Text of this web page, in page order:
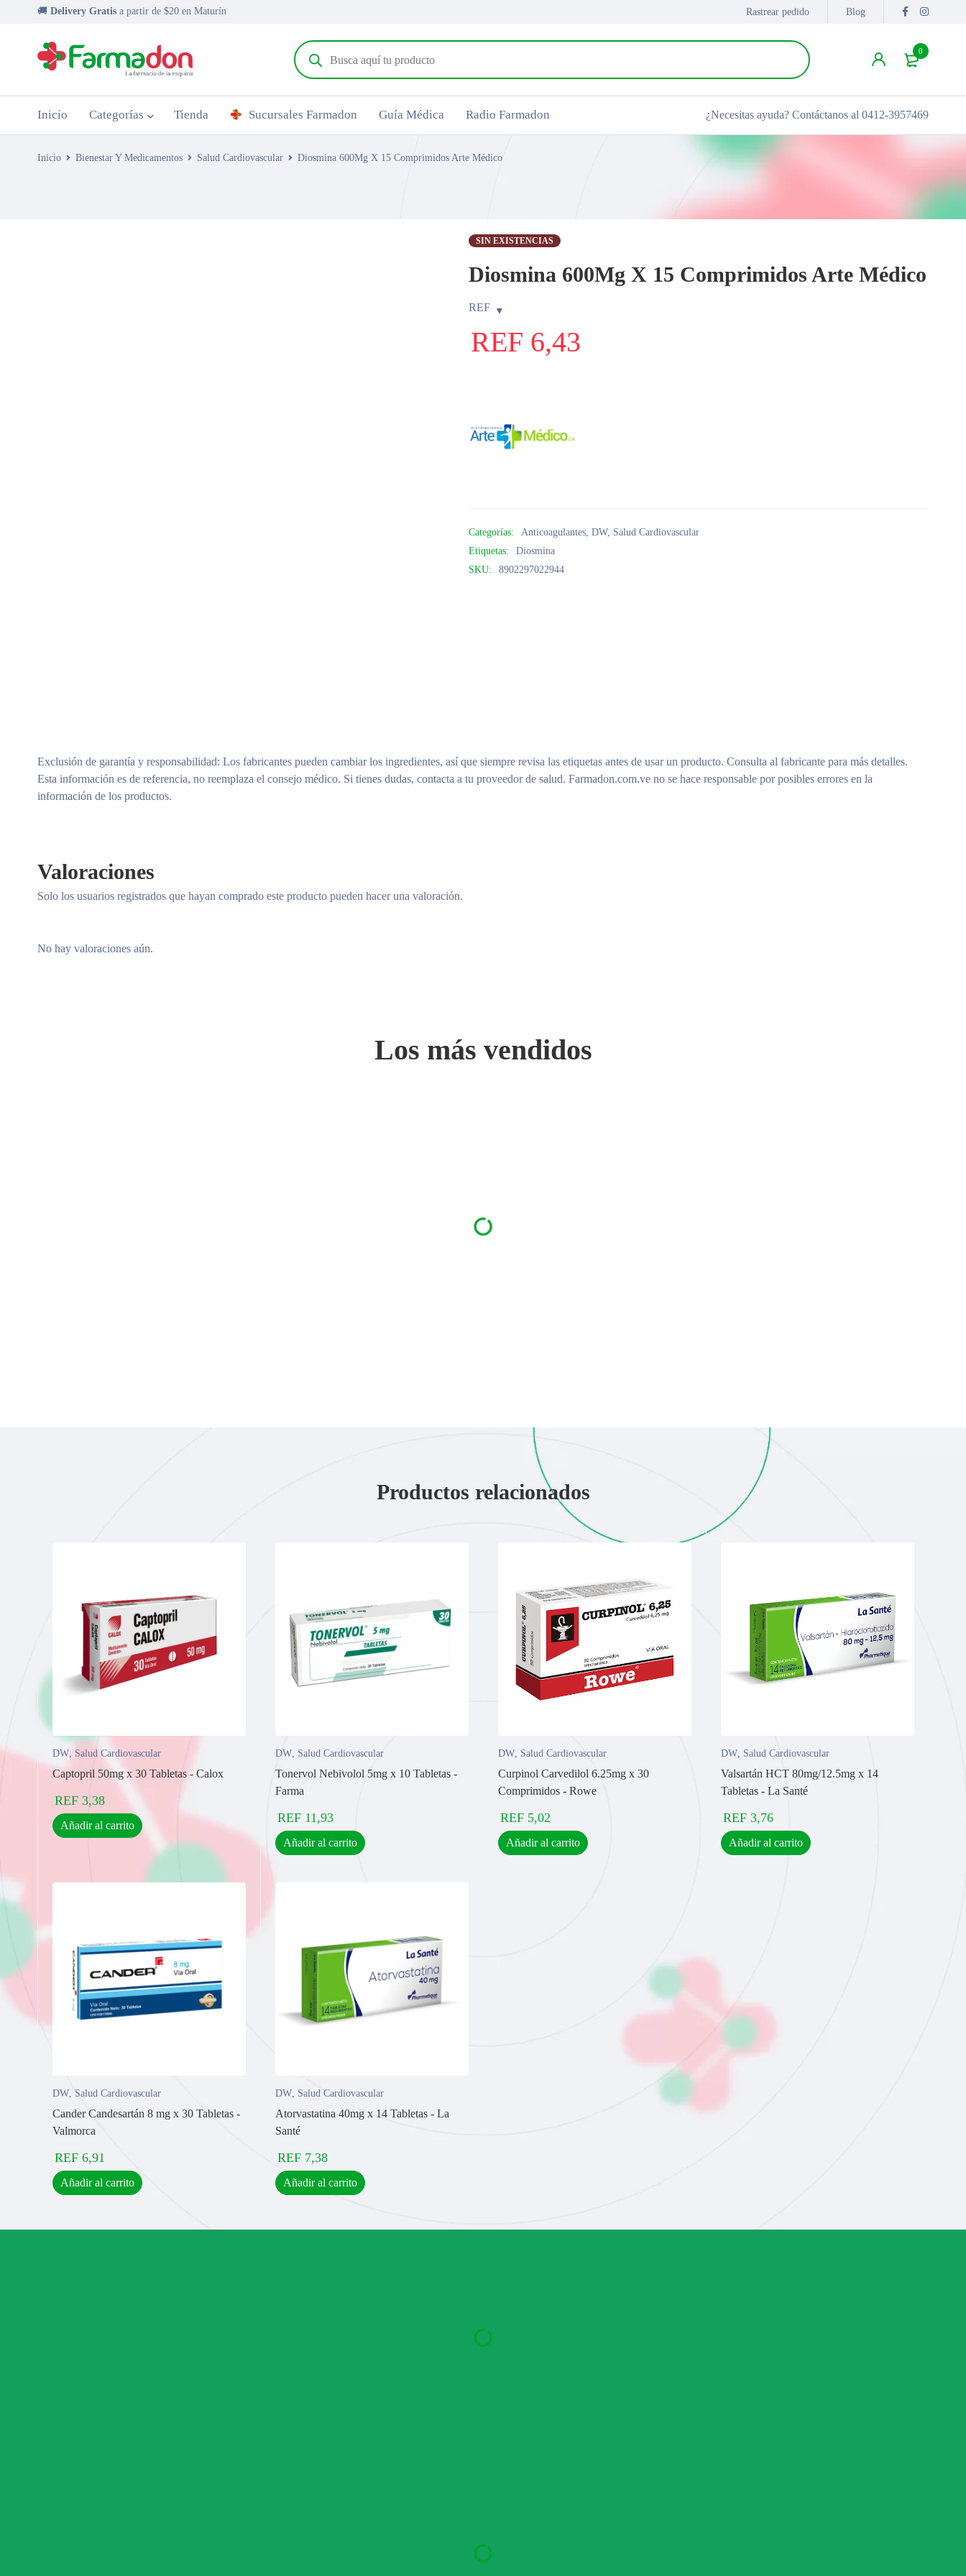
🚚 Delivery Gratis a partir de $20 en Maturín Rastrear pedido Blog
0
Inicio Categorías Tienda Sucursales Farmadon Guía Médica Radio Farmadon ¿Necesitas ayuda? Contáctanos al 0412-3957469
Inicio Bienestar Y Medicamentos Salud Cardiovascular Diosmina 600Mg X 15 Comprimidos Arte Médico
SIN EXISTENCIAS
Diosmina 600Mg X 15 Comprimidos Arte Médico
REF
REF 6,43
Categorías: Anticoagulantes,DW, Salud Cardiovascular
Etiquetas:
Diosmina
SKU:
8902297022944
Exclusión de garantía y responsabilidad: Los fabricantes pueden cambiar los ingredientes, así que siempre revisa las etiquetas antes de usar un producto. Consulta al fabricante para más detalles.
Esta información es de referencia, no reemplaza el consejo médico. Si tienes dudas, contacta a tu proveedor de salud. Farmadon.com.ve no se hace responsable por posibles errores en la
información de los productos.
Valoraciones
No hay valoraciones aún.
Solo los usuarios registrados que hayan comprado este producto pueden hacer una valoración.
Los más vendidos
Productos relacionados
DW, Salud Cardiovascular
Captopril 50mg x 30 Tabletas - Calox
REF 3,38
Añadir al carrito
DW, Salud Cardiovascular
Tonervol Nebivolol 5mg x 10 Tabletas -
Farma
REF 11,93
Añadir al carrito
DW, Salud Cardiovascular
Curpinol Carvedilol 6.25mg x 30
Comprimidos - Rowe
REF 5,02
Añadir al carrito
DW, Salud Cardiovascular
Valsartán HCT 80mg/12.5mg x 14
Tabletas - La Santé
REF 3,76
Añadir al carrito
DW, Salud Cardiovascular
Cander Candesartán 8 mg x 30 Tabletas -
Valmorca
REF 6,91
Añadir al carrito
DW, Salud Cardiovascular
Atorvastatina 40mg x 14 Tabletas - La
Santé
REF 7,38
Añadir al carrito